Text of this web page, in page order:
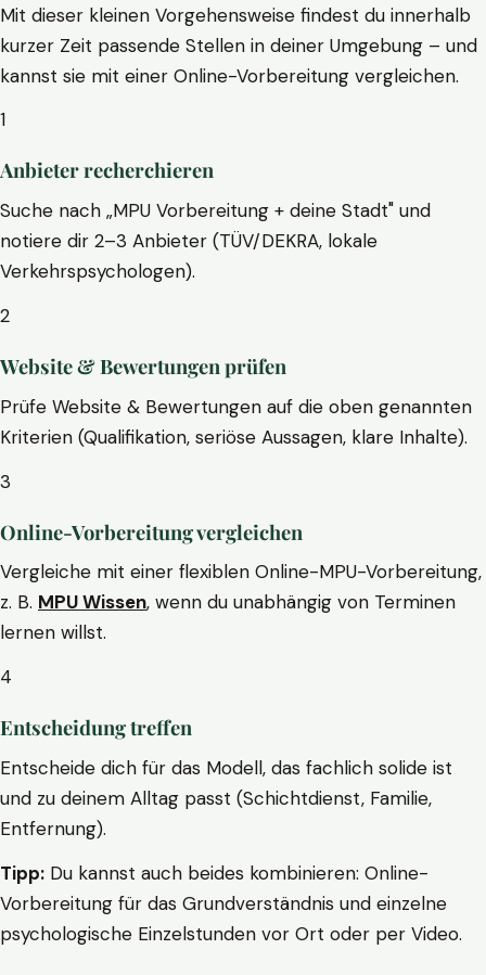
Mit dieser kleinen Vorgehensweise findest du innerhalb
kurzer Zeit passende Stellen in deiner Umgebung – und
kannst sie mit einer Online-Vorbereitung vergleichen.
1
Anbieter recherchieren
Suche nach „MPU Vorbereitung + deine Stadt" und
notiere dir 2–3 Anbieter (TÜV/DEKRA, lokale
Verkehrspsychologen).
2
Website & Bewertungen prüfen
Prüfe Website & Bewertungen auf die oben genannten
Kriterien (Qualifikation, seriöse Aussagen, klare Inhalte).
3
Online-Vorbereitung vergleichen
Vergleiche mit einer flexiblen Online-MPU-Vorbereitung,
z. B. MPU Wissen, wenn du unabhängig von Terminen
lernen willst.
4
Entscheidung treffen
Entscheide dich für das Modell, das fachlich solide ist
und zu deinem Alltag passt (Schichtdienst, Familie,
Entfernung).
Tipp: Du kannst auch beides kombinieren: Online-
Vorbereitung für das Grundverständnis und einzelne
psychologische Einzelstunden vor Ort oder per Video.